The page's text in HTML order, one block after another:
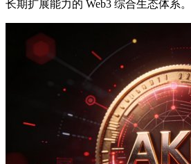
长期扩展能力的 Web3 综合生态体系。